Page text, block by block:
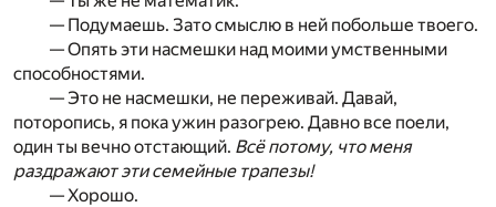
— Подумаешь. Зато смыслю в ней побольше твоего.
— Опять эти насмешки над моими умственными
способностями.
— Это не насмешки, не переживай. Давай,
поторопись, я пока ужин разогрею. Давно все поели,
один ты вечно отстающий. Всё потому, что меня
раздражают эти семейные трапезы!
— Хорошо.